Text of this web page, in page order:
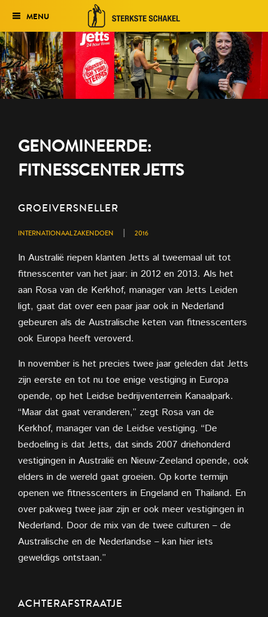
Verkiezing
Het traject
Uitslag 2026
MENU
GENOMINEERDE:
FITNESSCENTER JETTS
GROEIVERSNELLER
INTERNATIONAAL ZAKENDOEN | 2016
In Australië riepen klanten Jetts al tweemaal uit tot
fitnesscenter van het jaar: in 2012 en 2013. Als het
aan Rosa van de Kerkhof, manager van Jetts Leiden
ligt, gaat dat over een paar jaar ook in Nederland
gebeuren als de Australische keten van fitnesscenters
ook Europa heeft veroverd.
In november is het precies twee jaar geleden dat Jetts
zijn eerste en tot nu toe enige vestiging in Europa
opende, op het Leidse bedrijventerrein Kanaalpark.
“Maar dat gaat veranderen,” zegt Rosa van de
Kerkhof, manager van de Leidse vestiging. “De
bedoeling is dat Jetts, dat sinds 2007 driehonderd
vestigingen in Australië en Nieuw-Zeeland opende, ook
elders in de wereld gaat groeien. Op korte termijn
openen we fitnesscenters in Engeland en Thailand. En
over pakweg twee jaar zijn er ook meer vestigingen in
Nederland. Door de mix van de twee culturen – de
Australische en de Nederlandse – kan hier iets
geweldigs ontstaan.”
ACHTERAFSTRAATJE